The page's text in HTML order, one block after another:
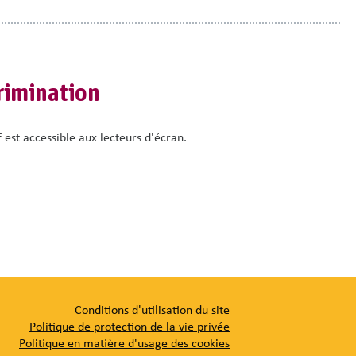
choisir entre :
discrimination dans les formes contractuelles de collaboration
est accessible aux lecteurs d'écran.
Conditions d'utilisation du site
Politique de protection de la vie privée
Politique en matière d'usage des cookies